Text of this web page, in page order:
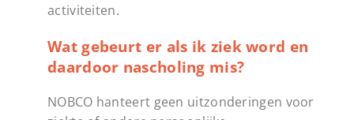
activiteiten.
Wat gebeurt er als ik ziek word en
daardoor nascholing mis?
NOBCO hanteert geen uitzonderingen voor